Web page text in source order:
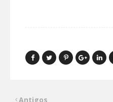
Antigos